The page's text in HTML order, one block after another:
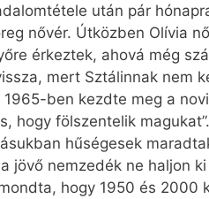
után pár
nővér. Útközben Olívia
érkeztek, ahová még
mert Sztálinnak nem
ben kezdte meg a
hogy fölszentelik
hűségesek
jövő nemzedék ne haljon
hogy 1950 és